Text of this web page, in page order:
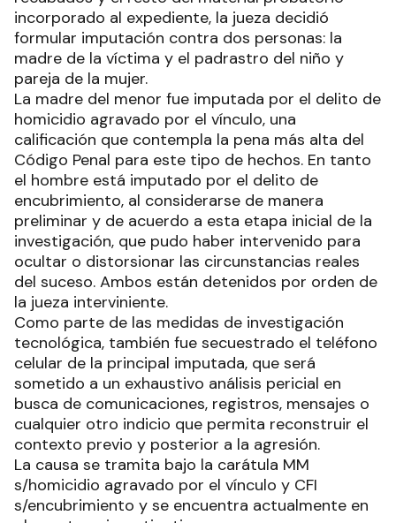
incorporado al expediente, la jueza decidió
formular imputación contra dos personas: la
madre de la víctima y el padrastro del niño y
pareja de la mujer.
La madre del menor fue imputada por el delito de
homicidio agravado por el vínculo, una
calificación que contempla la pena más alta del
Código Penal para este tipo de hechos. En tanto
el hombre está imputado por el delito de
encubrimiento, al considerarse de manera
preliminar y de acuerdo a esta etapa inicial de la
investigación, que pudo haber intervenido para
ocultar o distorsionar las circunstancias reales
del suceso. Ambos están detenidos por orden de
la jueza interviniente.
Como parte de las medidas de investigación
tecnológica, también fue secuestrado el teléfono
celular de la principal imputada, que será
sometido a un exhaustivo análisis pericial en
busca de comunicaciones, registros, mensajes o
cualquier otro indicio que permita reconstruir el
contexto previo y posterior a la agresión.
La causa se tramita bajo la carátula MM
s/homicidio agravado por el vínculo y CFI
s/encubrimiento y se encuentra actualmente en